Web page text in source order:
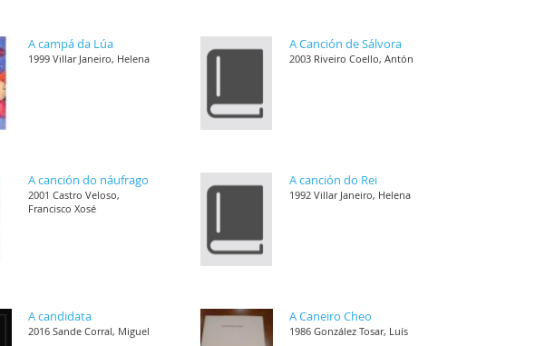
A campá da Lúa
1999 Villar Janeiro, Helena
A Canción de Sálvora
2003 Riveiro Coello, Antón
A canción do náufrago
2001 Castro Veloso,
Francisco Xosé
A canción do Rei
1992 Villar Janeiro, Helena
A candidata
2016 Sande Corral, Miguel
A Caneiro Cheo
1986 González Tosar, Luís